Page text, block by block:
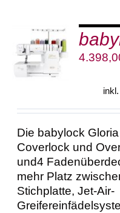
WARENKORB
/
DETAILS
Die babylock
Coverlock und
und4
mehr Platz
Stichplatte, Jet-Air-